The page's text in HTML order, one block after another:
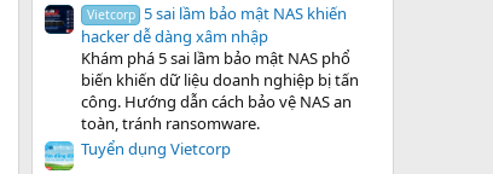
Vietcorp 5 sai lầm bảo mật NAS khiến
hacker dễ dàng xâm nhập
Khám phá 5 sai lầm bảo mật NAS phổ
biến khiến dữ liệu doanh nghiệp bị tấn
công. Hướng dẫn cách bảo vệ NAS an
toàn, tránh ransomware.
Tuyển dụng Vietcorp